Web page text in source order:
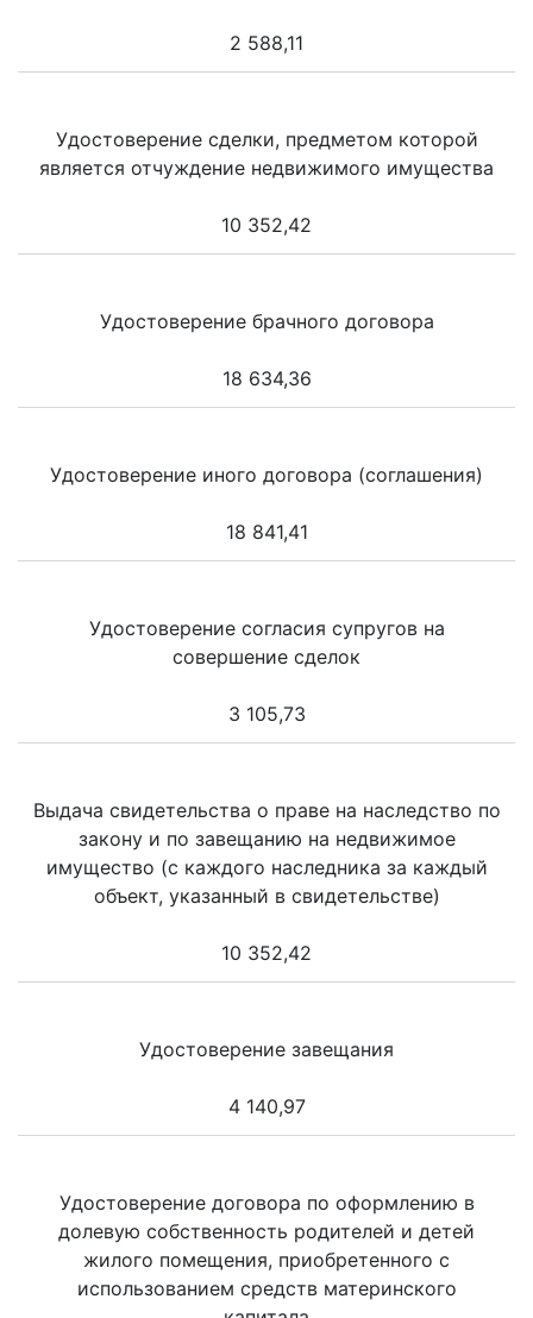
2 588,11
Удостоверение сделки, предметом которой
является отчуждение недвижимого имущества
10 352,42
Удостоверение брачного договора
18 634,36
Удостоверение иного договора (соглашения)
18 841,41
Удостоверение согласия супругов на
совершение сделок
3 105,73
Выдача свидетельства о праве на наследство по
закону и по завещанию на недвижимое
имущество (с каждого наследника за каждый
объект, указанный в свидетельстве)
10 352,42
Удостоверение завещания
4 140,97
Удостоверение договора по оформлению в
долевую собственность родителей и детей
жилого помещения, приобретенного с
использованием средств материнского